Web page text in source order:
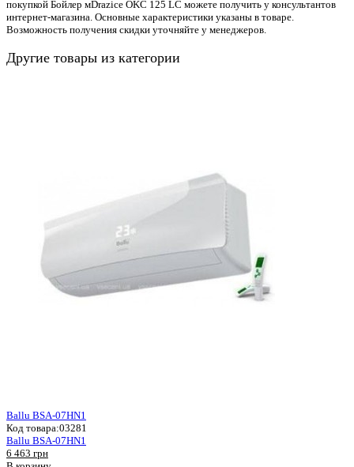
покупкой Бойлер мDrazice OKC 125 LC можете получить у консультантов
интернет-магазина. Основные характеристики указаны в товаре.
Возможность получения скидки уточняйте у менеджеров.
Другие товары из категории
Ballu BSA-07HN1
Код товара:03281
Ballu BSA-07HN1
6 463 грн